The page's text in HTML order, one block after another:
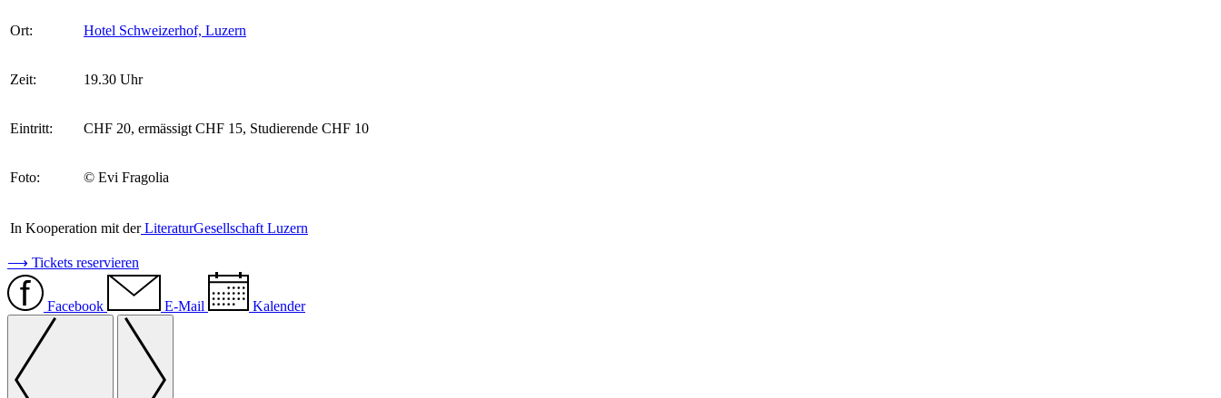
Ort: Hotel Schweizerhof, Luzern
Zeit: 19.30 Uhr
Eintritt: CHF 20, ermässigt CHF 15, Studierende CHF 10
Foto: © Evi Fragolia
In Kooperation mit derLiteraturGesellschaft Luzern
⟶ Tickets reservieren
Facebook E-Mail Kalender